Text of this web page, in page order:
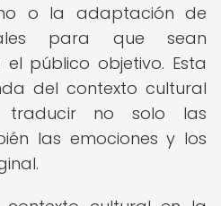
o la adaptación de
para que sean
público objetivo. Esta
del contexto cultural
traducir no solo las
las emociones y los